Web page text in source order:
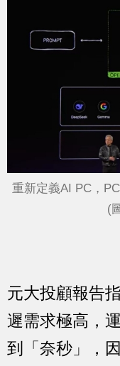
重新定義AI PC，
(
元大投顧報告
遲需求極高，
到「奈秒」，